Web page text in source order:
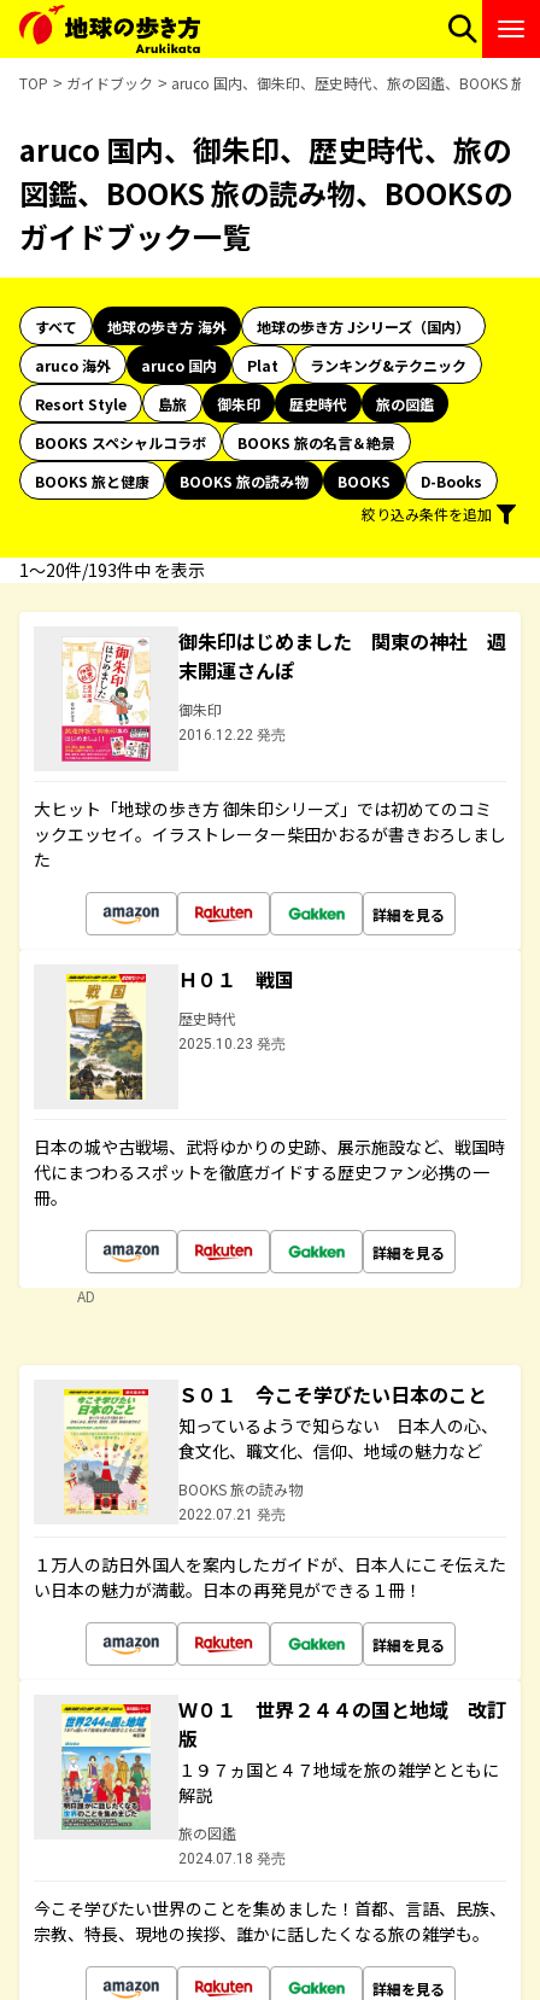
TOP ガイドブック aruco 国内、御朱印、歴史時代、旅の図鑑、BOOKS 旅
aruco 国内、御朱印、歴史時代、旅の
図鑑、BOOKS 旅の読み物、BOOKSの
ガイドブック一覧
すべて 地球の歩き方 海外
地球の歩き方 Jシリーズ（国内）
aruco 海外
aruco 国内 Plat
ランキング&テクニック
Resort Style
島旅 御朱印 歴史時代
旅の図鑑
BOOKS スペシャルコラボ
BOOKS 旅の名言＆絶景
BOOKS 旅と健康
BOOKS 旅の読み物 BOOKS
D-Books
絞り込み条件を追加
1〜20件/193件中 を表示
御朱印はじめました 関東の神社 週
末開運さんぽ
御朱印
2016.12.22 発売
大ヒット「地球の歩き方 御朱印シリーズ」では初めてのコミ
ックエッセイ。イラストレーター柴田かおるが書きおろしまし
た
詳細を見る
Ｈ０１ 戦国
歴史時代
2025.10.23 発売
日本の城や古戦場、武将ゆかりの史跡、展示施設など、戦国時
代にまつわるスポットを徹底ガイドする歴史ファン必携の一
冊。
詳細を見る
AD
Ｓ０１ 今こそ学びたい日本のこと
知っているようで知らない 日本人の心、
食文化、職文化、信仰、地域の魅力など
BOOKS 旅の読み物
2022.07.21 発売
１万人の訪日外国人を案内したガイドが、日本人にこそ伝えた
い日本の魅力が満載。日本の再発見ができる１冊！
詳細を見る
Ｗ０１ 世界２４４の国と地域 改訂
版
１９７ヵ国と４７地域を旅の雑学とともに
解説
旅の図鑑
2024.07.18 発売
今こそ学びたい世界のことを集めました！首都、言語、民族、
宗教、特長、現地の挨拶、誰かに話したくなる旅の雑学も。
詳細を見る